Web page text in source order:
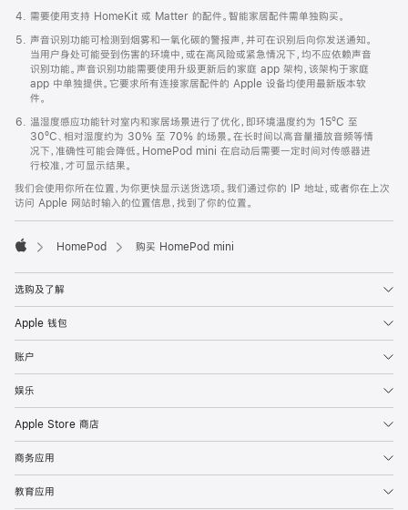
需要使用支持 HomeKit 或 Matter 的配件。智能家居配件需单独购买。
声音识别功能可检测到烟雾和一氧化碳的警报声，并可在识别后向你发送通知。
当用户身处可能受到伤害的环境中，或在高风险或紧急情况下，均不应依赖声音
识别功能。声音识别功能需要使用升级更新后的家庭 app 架构，该架构于家庭
app 中单独提供。它要求所有连接家居配件的 Apple 设备均使用最新版本软
件。
温湿度感应功能针对室内和家居场景进行了优化，即环境温度约为 15ºC 至
30ºC、相对湿度约为 30% 至 70% 的场景。在长时间以高音量播放音频等情
况下，准确性可能会降低。HomePod mini 在启动后需要一定时间对传感器进
行校准，才可显示结果。
我们会使用你所在位置，为你更快显示送货选项。我们通过你的 IP 地址，或者你在上次
访问 Apple 网站时输入的位置信息，找到了你的位置。
HomePod 购买 HomePod mini
选购及了解
Apple 钱包
账户
娱乐
Apple Store 商店
商务应用
教育应用